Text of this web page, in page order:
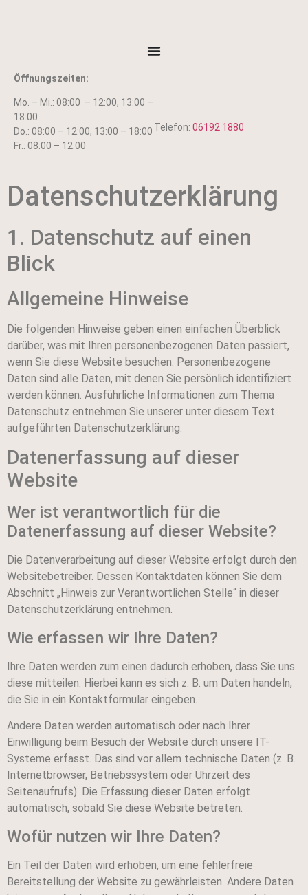
Öffnungszeiten:
Mo. – Mi.: 08:00 – 12:00, 13:00 –
18:00
Do.: 08:00 – 12:00, 13:00 – 18:00
Fr.: 08:00 – 12:00
Telefon: 06192 1880
Datenschutz­erklärung
1. Datenschutz auf einen
Blick
Allgemeine Hinweise
Die folgenden Hinweise geben einen einfachen Überblick
darüber, was mit Ihren personenbezogenen Daten passiert,
wenn Sie diese Website besuchen. Personenbezogene
Daten sind alle Daten, mit denen Sie persönlich identifiziert
werden können. Ausführliche Informationen zum Thema
Datenschutz entnehmen Sie unserer unter diesem Text
aufgeführten Datenschutzerklärung.
Datenerfassung auf dieser
Website
Wer ist verantwortlich für die
Datenerfassung auf dieser Website?
Die Datenverarbeitung auf dieser Website erfolgt durch den
Websitebetreiber. Dessen Kontaktdaten können Sie dem
Abschnitt „Hinweis zur Verantwortlichen Stelle“ in dieser
Datenschutzerklärung entnehmen.
Wie erfassen wir Ihre Daten?
Ihre Daten werden zum einen dadurch erhoben, dass Sie uns
diese mitteilen. Hierbei kann es sich z. B. um Daten handeln,
die Sie in ein Kontaktformular eingeben.
Andere Daten werden automatisch oder nach Ihrer
Einwilligung beim Besuch der Website durch unsere IT-
Systeme erfasst. Das sind vor allem technische Daten (z. B.
Internetbrowser, Betriebssystem oder Uhrzeit des
Seitenaufrufs). Die Erfassung dieser Daten erfolgt
automatisch, sobald Sie diese Website betreten.
Wofür nutzen wir Ihre Daten?
Ein Teil der Daten wird erhoben, um eine fehlerfreie
Bereitstellung der Website zu gewährleisten. Andere Daten